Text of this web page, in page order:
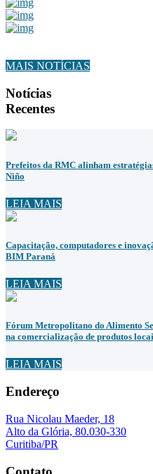
MAIS NOTÍCIAS
Notícias
Recentes
Prefeitos da RMC alinham
Niño
LEIA MAIS
Capacitação, computadores e
BIM Paraná
LEIA MAIS
Fórum Metropolitano do Alimento
na comercialização de produtos
LEIA MAIS
Endereço
Rua Nicolau Maeder, 18
Alto da Glória, 80.030-330
Curitiba/PR